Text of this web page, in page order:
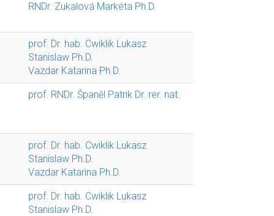
RNDr. Zukalová Markéta Ph.D.
prof. Dr. hab. Cwiklik Lukasz
Stanislaw Ph.D.
Vazdar Katarina Ph.D.
prof. RNDr. Španěl Patrik Dr. rer. nat.
prof. Dr. hab. Cwiklik Lukasz
Stanislaw Ph.D.
Vazdar Katarina Ph.D.
prof. Dr. hab. Cwiklik Lukasz
Stanislaw Ph.D.